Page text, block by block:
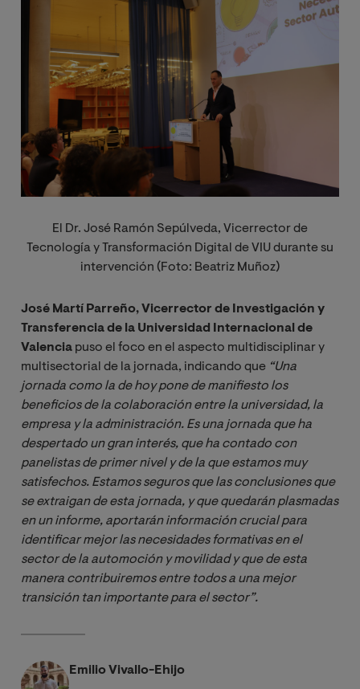
El Dr. José Ramón Sepúlveda, Vicerrector de
Tecnología y Transformación Digital de VIU durante su
intervención (Foto: Beatriz Muñoz)
José Martí Parreño, Vicerrector de Investigación y
Transferencia de la Universidad Internacional de
Valencia puso el foco en el aspecto multidisciplinar y
multisectorial de la jornada, indicando que “Una
jornada como la de hoy pone de manifiesto los
beneficios de la colaboración entre la universidad, la
empresa y la administración. Es una jornada que ha
despertado un gran interés, que ha contado con
panelistas de primer nivel y de la que estamos muy
satisfechos. Estamos seguros que las conclusiones que
se extraigan de esta jornada, y que quedarán plasmadas
en un informe, aportarán información crucial para
identificar mejor las necesidades formativas en el
sector de la automoción y movilidad y que de esta
manera contribuiremos entre todos a una mejor
transición tan importante para el sector”.
Emilio Vivallo-Ehijo